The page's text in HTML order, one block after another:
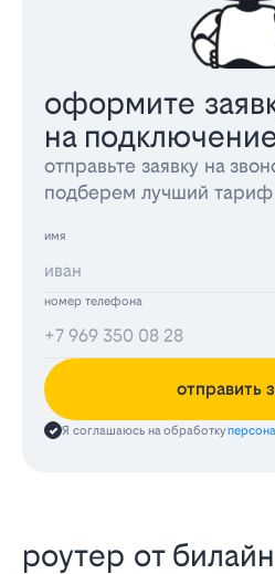
оформите
на
отправьте заявку на
подберем лучший тариф
имя
номер телефона
отправить
Я соглашаюсь на обработку
роутер от билайн